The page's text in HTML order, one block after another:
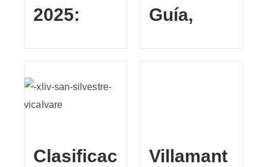
2025:
Guía,
Clasificac
Villamant